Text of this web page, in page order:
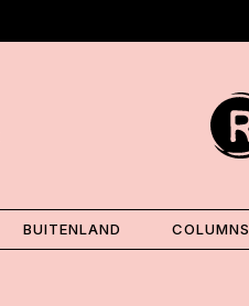
BUITENLAND COLUMNS